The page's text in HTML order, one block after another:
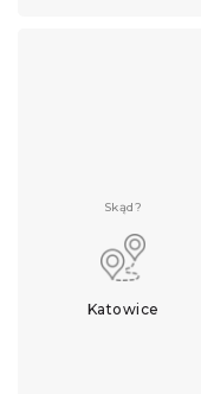
Skąd?
Katowice